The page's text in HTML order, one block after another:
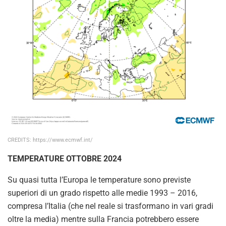
CREDITS: https://www.ecmwf.int/
TEMPERATURE OTTOBRE 2024
Su quasi tutta l’Europa le temperature sono previste
superiori di un grado rispetto alle medie 1993 – 2016,
compresa l’Italia (che nel reale si trasformano in vari gradi
oltre la media) mentre sulla Francia potrebbero essere